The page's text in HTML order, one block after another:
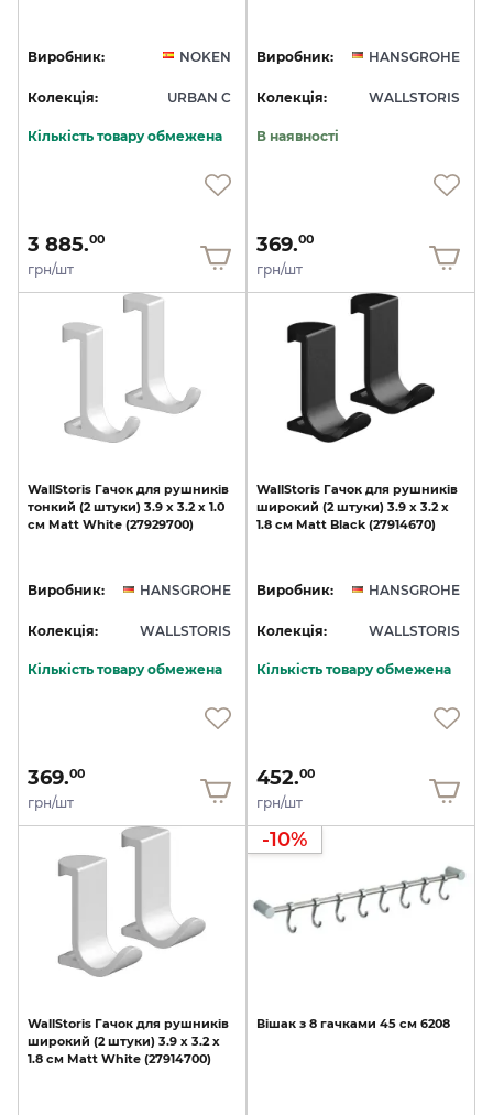
Виробник: NOKEN
Колекція: URBAN C
Кількість товару обмежена
3 885.00
грн/шт
Виробник: HANSGROHE
Колекція: WALLSTORIS
В наявності
369.00
грн/шт
WallStoris Гачок для рушників
тонкий (2 штуки) 3.9 x 3.2 x 1.0
см Matt White (27929700)
Виробник: HANSGROHE
Колекція: WALLSTORIS
Кількість товару обмежена
369.00
грн/шт
WallStoris Гачок для рушників
широкий (2 штуки) 3.9 x 3.2 x
1.8 см Matt Black (27914670)
Виробник: HANSGROHE
Колекція: WALLSTORIS
Кількість товару обмежена
452.00
грн/шт
WallStoris Гачок для рушників
широкий (2 штуки) 3.9 x 3.2 x
1.8 см Matt White (27914700)
-10%
Вішак з 8 гачками 45 см 6208